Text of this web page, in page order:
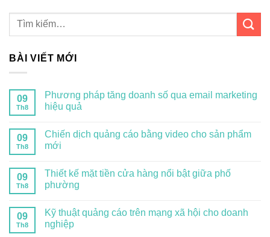
BÀI VIẾT MỚI
09
Th8
Phương pháp tăng doanh số qua email marketing
hiệu quả
09
Th8
Chiến dịch quảng cáo bằng video cho sản phẩm
mới
09
Th8
Thiết kế mặt tiền cửa hàng nổi bật giữa phố
phường
09
Th8
Kỹ thuật quảng cáo trên mạng xã hội cho doanh
nghiệp